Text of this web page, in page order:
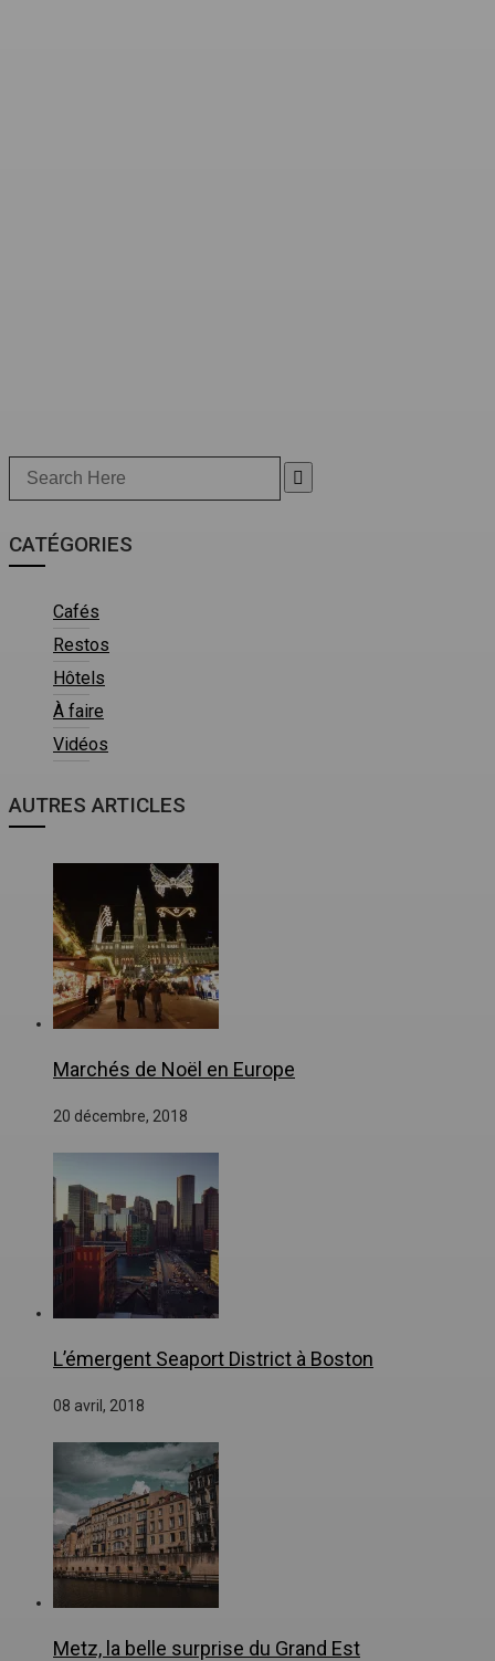
for:
CATÉGORIES
Cafés
Restos
Hôtels
À faire
Vidéos
AUTRES ARTICLES
Marchés de Noël en Europe
20 décembre, 2018
L’émergent Seaport District à Boston
08 avril, 2018
Metz, la belle surprise du Grand Est